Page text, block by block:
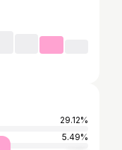
29.12%
5.49%